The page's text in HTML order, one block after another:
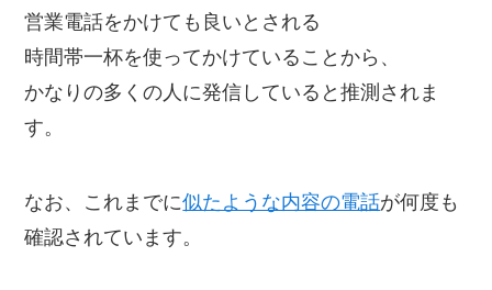
営業電話をかけても良いとされる
時間帯一杯を使ってかけていることから、
かなりの多くの人に発信していると推測されま
す。
なお、これまでに似たような内容の電話が何度も
確認されています。